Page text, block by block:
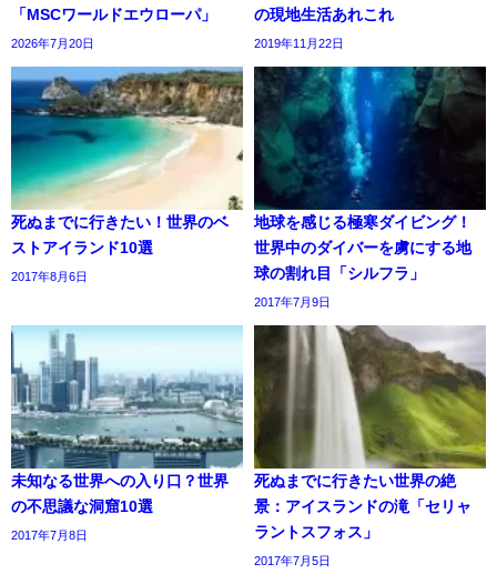
「MSCワールドエウローパ」
2026年7月20日
の現地生活あれこれ
2019年11月22日
死ぬまでに行きたい！世界のベ
ストアイランド10選
2017年8月6日
地球を感じる極寒ダイビング！
世界中のダイバーを虜にする地
球の割れ目「シルフラ」
2017年7月9日
未知なる世界への入り口？世界
の不思議な洞窟10選
2017年7月8日
死ぬまでに行きたい世界の絶
景：アイスランドの滝「セリャ
ラントスフォス」
2017年7月5日